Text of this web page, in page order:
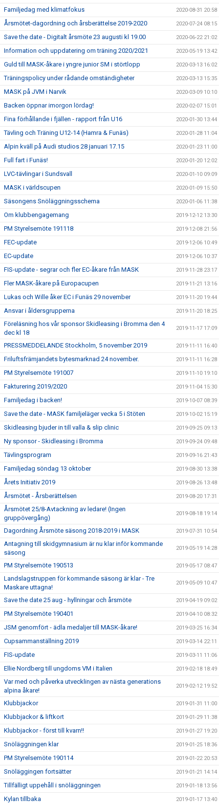
Familjedag med klimatfokus 2020-08-31 20:58
Årsmötet-dagordning och årsberättelse 2019-2020 2020-07-24 08:15
Save the date - Digitalt årsmöte 23 augusti kl 19.00 2020-06-22 21:02
Information och uppdatering om träning 2020/2021 2020-05-19 13:42
Guld till MASK-åkare i yngre junior SM i störtlopp 2020-03-13 16:02
Träningspolicy under rådande omständigheter 2020-03-13 15:35
MASK på JVM i Narvik 2020-03-09 10:10
Backen öppnar imorgon lördag! 2020-02-07 15:01
Fina förhållande i fjällen - rapport från U16 2020-01-30 13:44
Tävling och Träning U12-14 (Hamra & Funäs) 2020-01-28 11:04
Alpin kväll på Audi studios 28 januari 17.15 2020-01-23 11:00
Full fart i Funäs! 2020-01-20 12:02
LVC-tävlingar i Sundsvall 2020-01-10 09:09
MASK i världscupen 2020-01-09 15:50
Säsongens Snöläggningsschema 2020-01-06 11:38
Om klubbengagemang 2019-12-12 13:30
PM Styrelsemöte 191118 2019-12-08 21:56
FEC-update 2019-12-06 10:49
EC-update 2019-12-06 10:37
FIS-update - segrar och fler EC-åkare från MASK 2019-11-28 23:17
Fler MASK-åkare på Europacupen 2019-11-21 13:16
Lukas och Wille åker EC i Funäs 29 november 2019-11-20 19:44
Ansvar i åldersgrupperna 2019-11-20 18:25
Föreläsning hos vår sponsor Skidleasing i Bromma den 4
dec kl 18
2019-11-17 17:09
PRESSMEDDELANDE Stockholm, 5 november 2019 2019-11-11 16:40
Friluftsfrämjandets bytesmarknad 24 november. 2019-11-11 16:28
PM Styrelsemöte 191007 2019-11-10 19:10
Fakturering 2019/2020 2019-11-04 15:30
Familjedag i backen! 2019-10-07 08:39
Save the date - MASK familjeläger vecka 5 i Stöten 2019-10-02 15:19
Skidleasing bjuder in till valla & slip clinic 2019-09-25 09:13
Ny sponsor - Skidleasing i Bromma 2019-09-24 09:48
Tävlingsprogram 2019-09-16 21:43
Familjedag söndag 13 oktober 2019-08-30 13:38
Årets Initiativ 2019 2019-08-26 13:48
Årsmötet - Årsberättelsen 2019-08-20 17:31
Årsmötet 25/8-Avtackning av ledare! (Ingen
gruppövergång)
2019-08-18 19:14
Dagordning Årsmöte säsong 2018-2019 i MASK 2019-07-31 10:54
Antagning till skidgymnasium är nu klar inför kommande
säsong
2019-05-19 14:28
PM Styrelsemöte 190513 2019-05-17 08:47
Landslagstruppen för kommande säsong är klar - Tre
Maskare uttagna!
2019-05-09 10:47
Save the date 25 aug - hyllningar och årsmöte 2019-04-19 09:02
PM Styrelsemöte 190401 2019-04-10 08:32
JSM genomfört - ädla medaljer till MASK-åkare! 2019-03-25 16:34
Cupsammanställning 2019 2019-03-14 22:11
FIS-update 2019-03-11 11:06
Ellie Nordberg till ungdoms VM i Italien 2019-02-18 18:49
Var med och påverka utvecklingen av nästa generations
alpina åkare!
2019-02-12 19:52
Klubbjackor 2019-01-31 11:00
Klubbjackor & liftkort 2019-01-29 11:38
Klubbjackor - först till kvarn!! 2019-01-27 19:20
Snöläggningen klar 2019-01-25 18:36
PM Styrelsemöte 190114 2019-01-22 20:53
Snöläggingen fortsätter 2019-01-21 14:14
Tillfälligt uppehåll i snöläggningen 2019-01-18 13:56
Kylan tillbaka 2019-01-17 13:40